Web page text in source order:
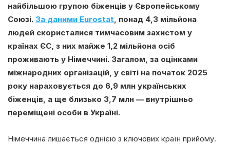
найбільшою групою біженців у Європейському
Союзі. За даними Eurostat , понад 4,3 мільйона
людей скористалися тимчасовим захистом у
країнах ЄС, з них майже 1,2 мільйона осіб
проживають у Німеччині. Загалом, за оцінками
міжнародних організацій, у світі на початок 2025
року нараховується до 6,9 млн українських
біженців, а ще близько 3,7 млн — внутрішньо
переміщені особи в Україні.
Німеччина лишається однією з ключових країн прийому.